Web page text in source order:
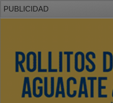
PUBLICIDAD